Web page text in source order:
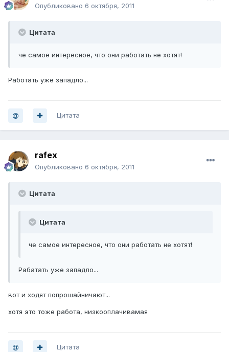
Опубликовано 6 октября, 2011
Цитата
че самое интересное, что они работать не хотят!
Работать уже западло...
Цитата
rafex
Опубликовано 6 октября, 2011
Цитата
Цитата
че самое интересное, что они работать не хотят!
Рабатать уже западло...
вот и ходят попрошайничают...
хотя это тоже работа, низкооплачивамая
Цитата